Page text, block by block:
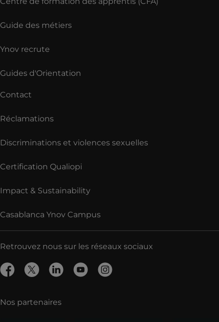
Guide des métiers
Ynov recrute
Guides d'Orientation
Contact
Réclamations
Discriminations et violences sexuelles
Certification Qualiopi
Impact & Sustainability
Casablanca Ynov Campus
Retrouvez nous sur les réseaux sociaux
Nos partenaires